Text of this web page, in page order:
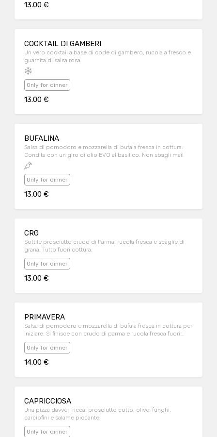
13.00 €
COCKTAIL DI GAMBERI
Un vero cocktail a base di code di gambero, rucola a fresco e
guarnita di salsa rosa.
Only for dinner
13.00 €
BUFALINA
Salsa di pomodoro e mozzarella di bufala fresca in cottura.
Condita con un giro di olio EVO al basilico. Non sbagli mai!
Only for dinner
13.00 €
CRG
Sottile prosciutto crudo di Parma, rucola fresca e scaglie di
grana. Tutto fuori cottura.
Only for dinner
13.00 €
PRIMAVERA
Salsa di pomodoro e mozzarella di bufala fresca in cottura per
iniziare. Si finisce con crudo di parma e rucola fresca fuori
cottura.
Only for dinner
14.00 €
CAPRICCIOSA
Una pizza davveri ricca: prosciutto cotto, olive, funghi,
carciofini e salame piccante.
Only for dinner